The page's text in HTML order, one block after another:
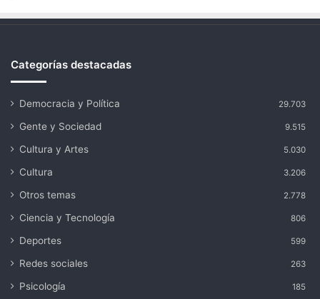
Categorías destacadas
Democracia y Política 29.703
Gente y Sociedad 9.515
Cultura y Artes 5.030
Cultura 3.206
Otros temas 2.778
Ciencia y Tecnología 806
Deportes 599
Redes sociales 263
Psicología 185